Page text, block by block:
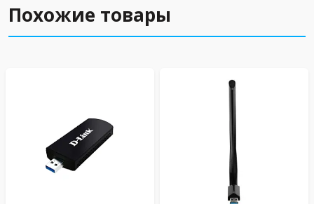
Похожие товары